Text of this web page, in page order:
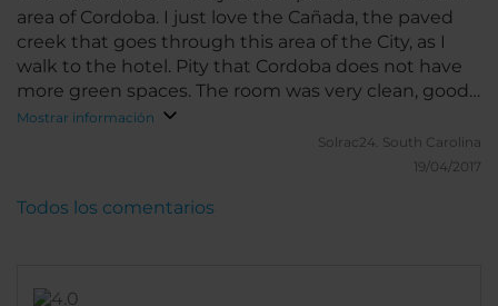
area of Cordoba. I just love the Cañada, the paved
creek that goes through this area of the City, as I
walk to the hotel. Pity that Cordoba does not have
more green spaces. The room was very clean, good
bedding and pillows, ample bathroom and plenty of
many foreign channels, or I did not find them. Need
Mostrar información
Solrac24. South Carolina
19/04/2017
Todos los comentarios